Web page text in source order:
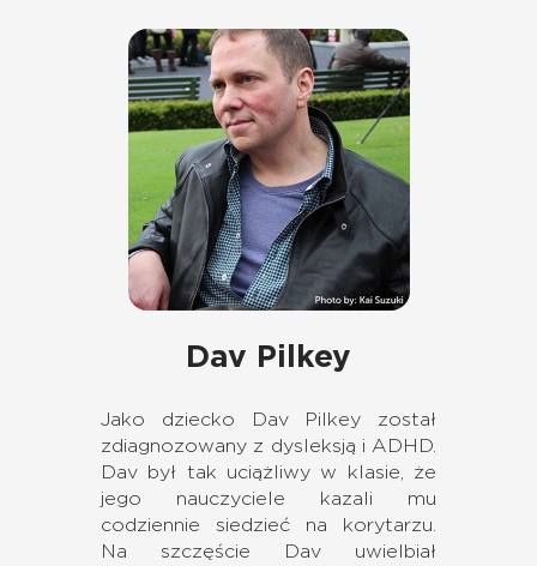
Dav Pilkey
Jako dziecko Dav Pilkey został
zdiagnozowany z dysleksją i ADHD.
Dav był tak uciążliwy w klasie, że
jego nauczyciele kazali mu
codziennie siedzieć na korytarzu.
Na szczęście Dav uwielbiał